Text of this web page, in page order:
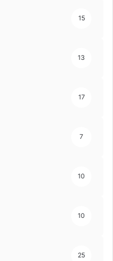
15
13
17
7
10
10
25